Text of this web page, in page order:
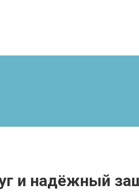
и надёжный